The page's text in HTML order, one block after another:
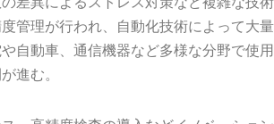
管理が行われ、自動化技術によって大
自動車、通信機器など多様な分野で使
進む。